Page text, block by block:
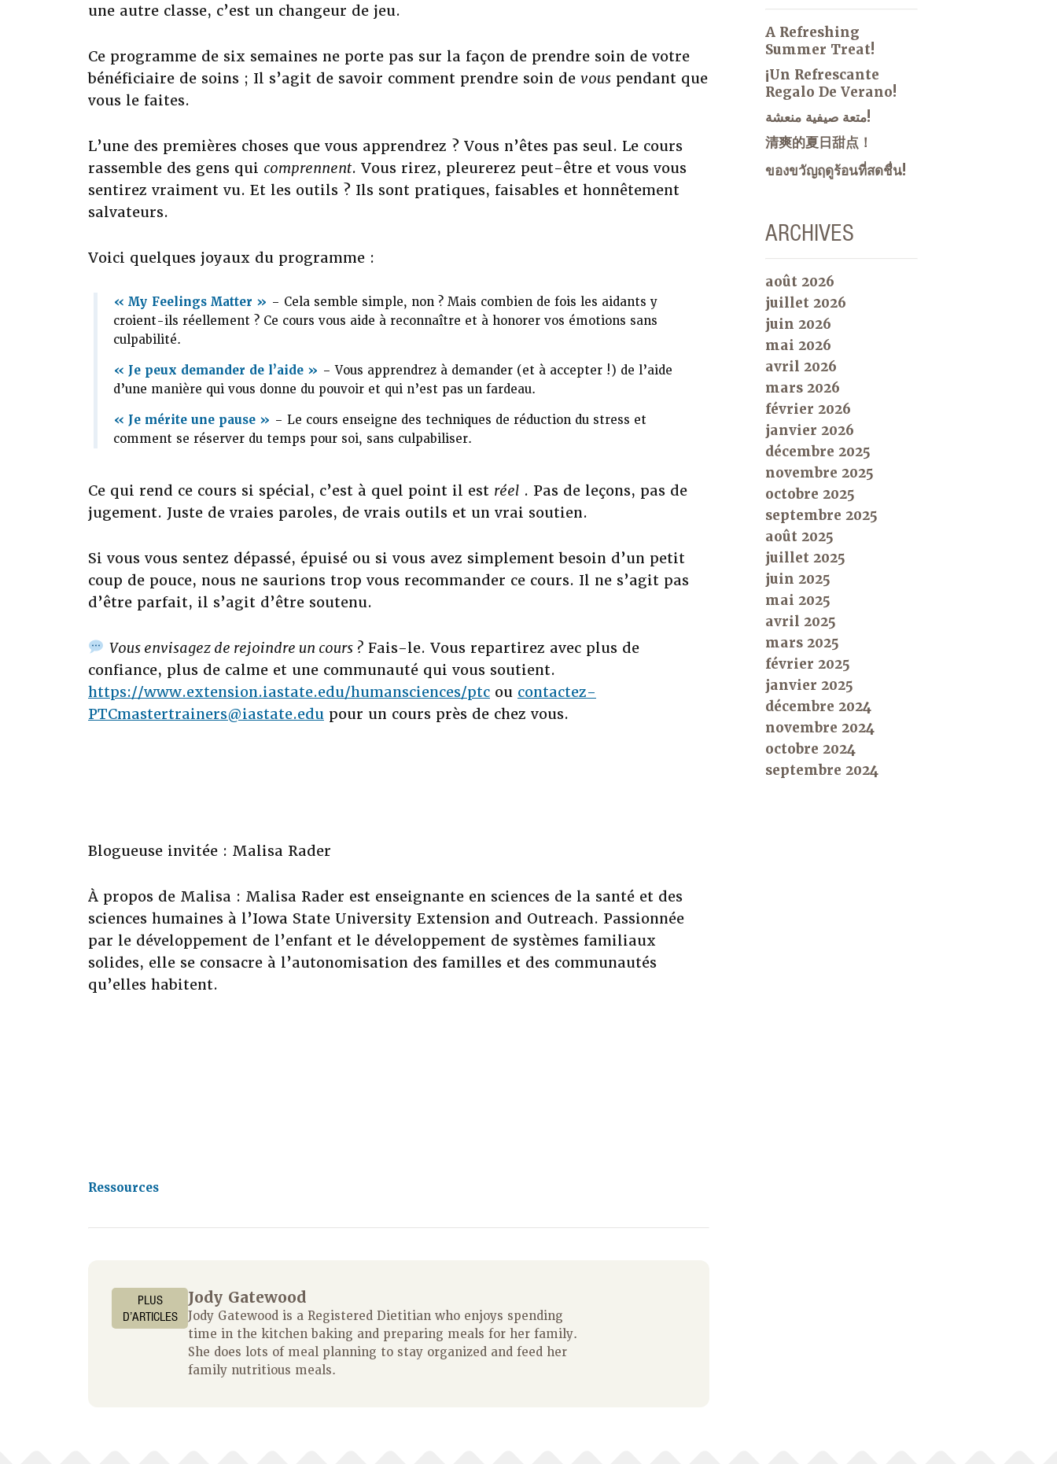
une autre classe, c’est un changeur de jeu.
Ce programme de six semaines ne porte pas sur la façon de prendre soin de votre
bénéficiaire de soins ; Il s’agit de savoir comment prendre soin de vous pendant que
vous le faites.
L’une des premières choses que vous apprendrez ? Vous n’êtes pas seul. Le cours
rassemble des gens qui comprennent. Vous rirez, pleurerez peut-être et vous vous
sentirez vraiment vu. Et les outils ? Ils sont pratiques, faisables et honnêtement
salvateurs.
Voici quelques joyaux du programme :
« My Feelings Matter » – Cela semble simple, non ? Mais combien de fois les aidants y
croient-ils réellement ? Ce cours vous aide à reconnaître et à honorer vos émotions sans
culpabilité.
« Je peux demander de l’aide » – Vous apprendrez à demander (et à accepter !) de l’aide
d’une manière qui vous donne du pouvoir et qui n’est pas un fardeau.
« Je mérite une pause » – Le cours enseigne des techniques de réduction du stress et
comment se réserver du temps pour soi, sans culpabiliser.
Ce qui rend ce cours si spécial, c’est à quel point il est réel . Pas de leçons, pas de
jugement. Juste de vraies paroles, de vrais outils et un vrai soutien.
Si vous vous sentez dépassé, épuisé ou si vous avez simplement besoin d’un petit
coup de pouce, nous ne saurions trop vous recommander ce cours. Il ne s’agit pas
d’être parfait, il s’agit d’être soutenu.
Vous envisagez de rejoindre un cours ?Fais-le. Vous repartirez avec plus de
confiance, plus de calme et une communauté qui vous soutient.
https://www.extension.iastate.edu/humansciences/ptc ou contactez-
PTCmastertrainers@iastate.edu pour un cours près de chez vous.
Blogueuse invitée : Malisa Rader
À propos de Malisa : Malisa Rader est enseignante en sciences de la santé et des
sciences humaines à l’Iowa State University Extension and Outreach. Passionnée
par le développement de l’enfant et le développement de systèmes familiaux
solides, elle se consacre à l’autonomisation des familles et des communautés
qu’elles habitent.
Ressources
PLUS
D’ARTICLES
Jody Gatewood
Jody Gatewood is a Registered Dietitian who enjoys spending
time in the kitchen baking and preparing meals for her family.
She does lots of meal planning to stay organized and feed her
family nutritious meals.
A Refreshing
Summer Treat!
¡Un Refrescante
Regalo De Verano!
متعة صيفية منعشة!
清爽的夏日甜点！
ของขวัญฤดูร้อนที่สดชื่น!
ARCHIVES
août 2026
juillet 2026
juin 2026
mai 2026
avril 2026
mars 2026
février 2026
janvier 2026
décembre 2025
novembre 2025
octobre 2025
septembre 2025
août 2025
juillet 2025
juin 2025
mai 2025
avril 2025
mars 2025
février 2025
janvier 2025
décembre 2024
novembre 2024
octobre 2024
septembre 2024